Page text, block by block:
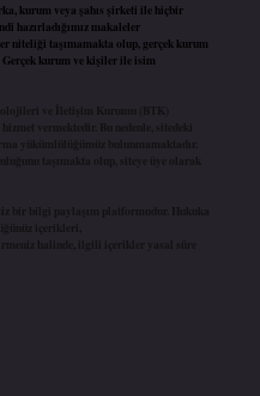
kurum veya şahıs şirketi ile hiçbir
hazırladığımız makaleler
niteliği taşımamakta olup, gerçek kurum
Gerçek kurum ve kişiler ile isim
ve İletişim Kurumu (BTK)
vermektedir. Bu nedenle, sitedeki
yükümlülüğümüz bulunmamaktadır.
taşımakta olup, siteye üye olarak
bir bilgi paylaşım platformudur. Hukuka
içerikleri,
halinde, ilgili içerikler yasal süre